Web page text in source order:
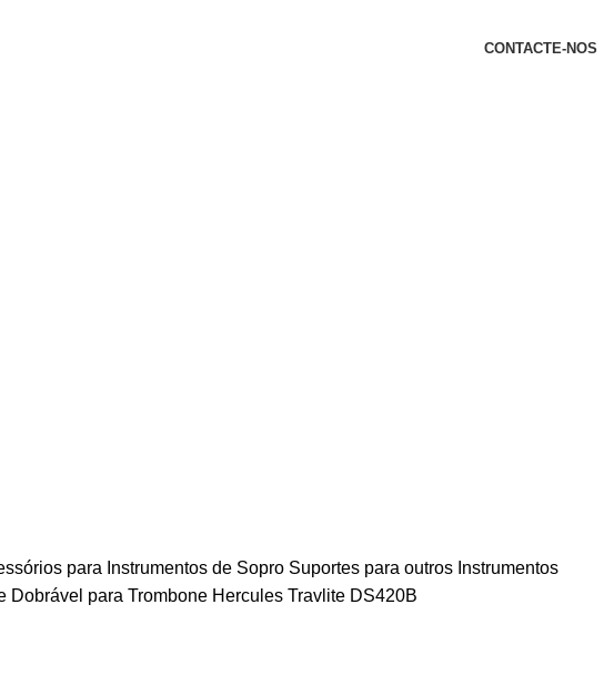
CONTACTE-NOS
para Instrumentos de Sopro Suportes para outros Instrumentos
Dobrável para Trombone Hercules Travlite DS420B